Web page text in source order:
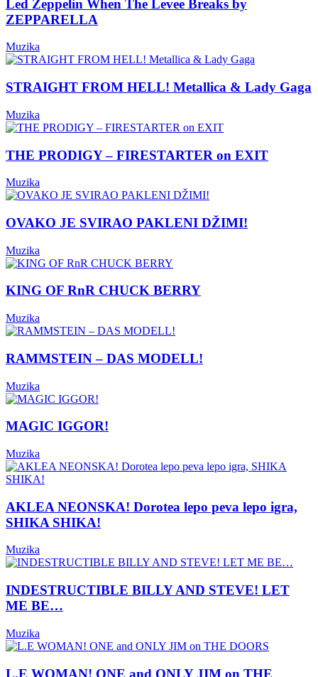
Led Zeppelin When The Levee Breaks by
ZEPPARELLA
Muzika
STRAIGHT FROM HELL! Metallica & Lady Gaga
Muzika
THE PRODIGY – FIRESTARTER on EXIT
Muzika
OVAKO JE SVIRAO PAKLENI DŽIMI!
Muzika
KING OF RnR CHUCK BERRY
Muzika
RAMMSTEIN – DAS MODELL!
Muzika
MAGIC IGGOR!
Muzika
AKLEA NEONSKA! Dorotea lepo peva lepo igra,
SHIKA SHIKA!
Muzika
INDESTRUCTIBLE BILLY AND STEVE! LET
ME BE…
Muzika
L.E WOMAN! ONE and ONLY JIM on THE